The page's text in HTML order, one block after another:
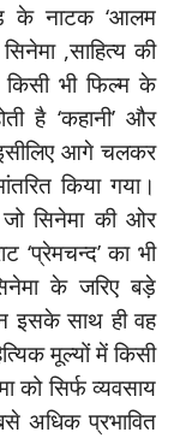
के नाटक ‘आलम
,साहित्य की
भी फिल्म के
है ‘कहानी’ और
आगे चलकर
किया गया।
सिनेमा की ओर
‘प्रेमचन्द’ का भी
के जरिए बड़े
इसके साथ ही वह
मूल्यों में किसी
को सिर्फ व्यवसाय
अधिक प्रभावित